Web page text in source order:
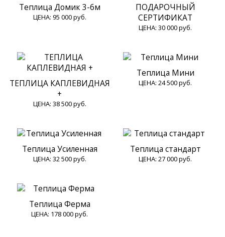
Теплица Домик 3-6м
ЦЕНА: 95 000 руб.
ПОДАРОЧНЫЙ
СЕРТИФИКАТ
ЦЕНА: 30 000 руб.
ТЕПЛИЦА КАПЛЕВИДНАЯ
+
ЦЕНА: 38 500 руб.
Теплица Мини
ЦЕНА: 24 500 руб.
Теплица Усиленная
ЦЕНА: 32 500 руб.
Теплица стандарт
ЦЕНА: 27 000 руб.
Теплица Ферма
ЦЕНА: 178 000 руб.